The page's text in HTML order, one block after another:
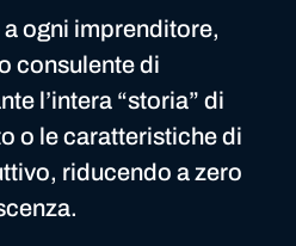
ogni imprenditore,
consulente di
l’intera “storia” di
o le caratteristiche di
riducendo a zero